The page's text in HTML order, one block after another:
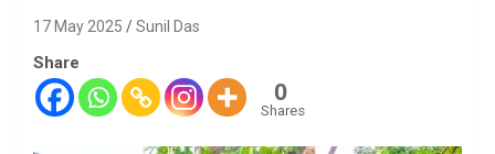
17 May 2025 Sunil Das
Share
0
Shares